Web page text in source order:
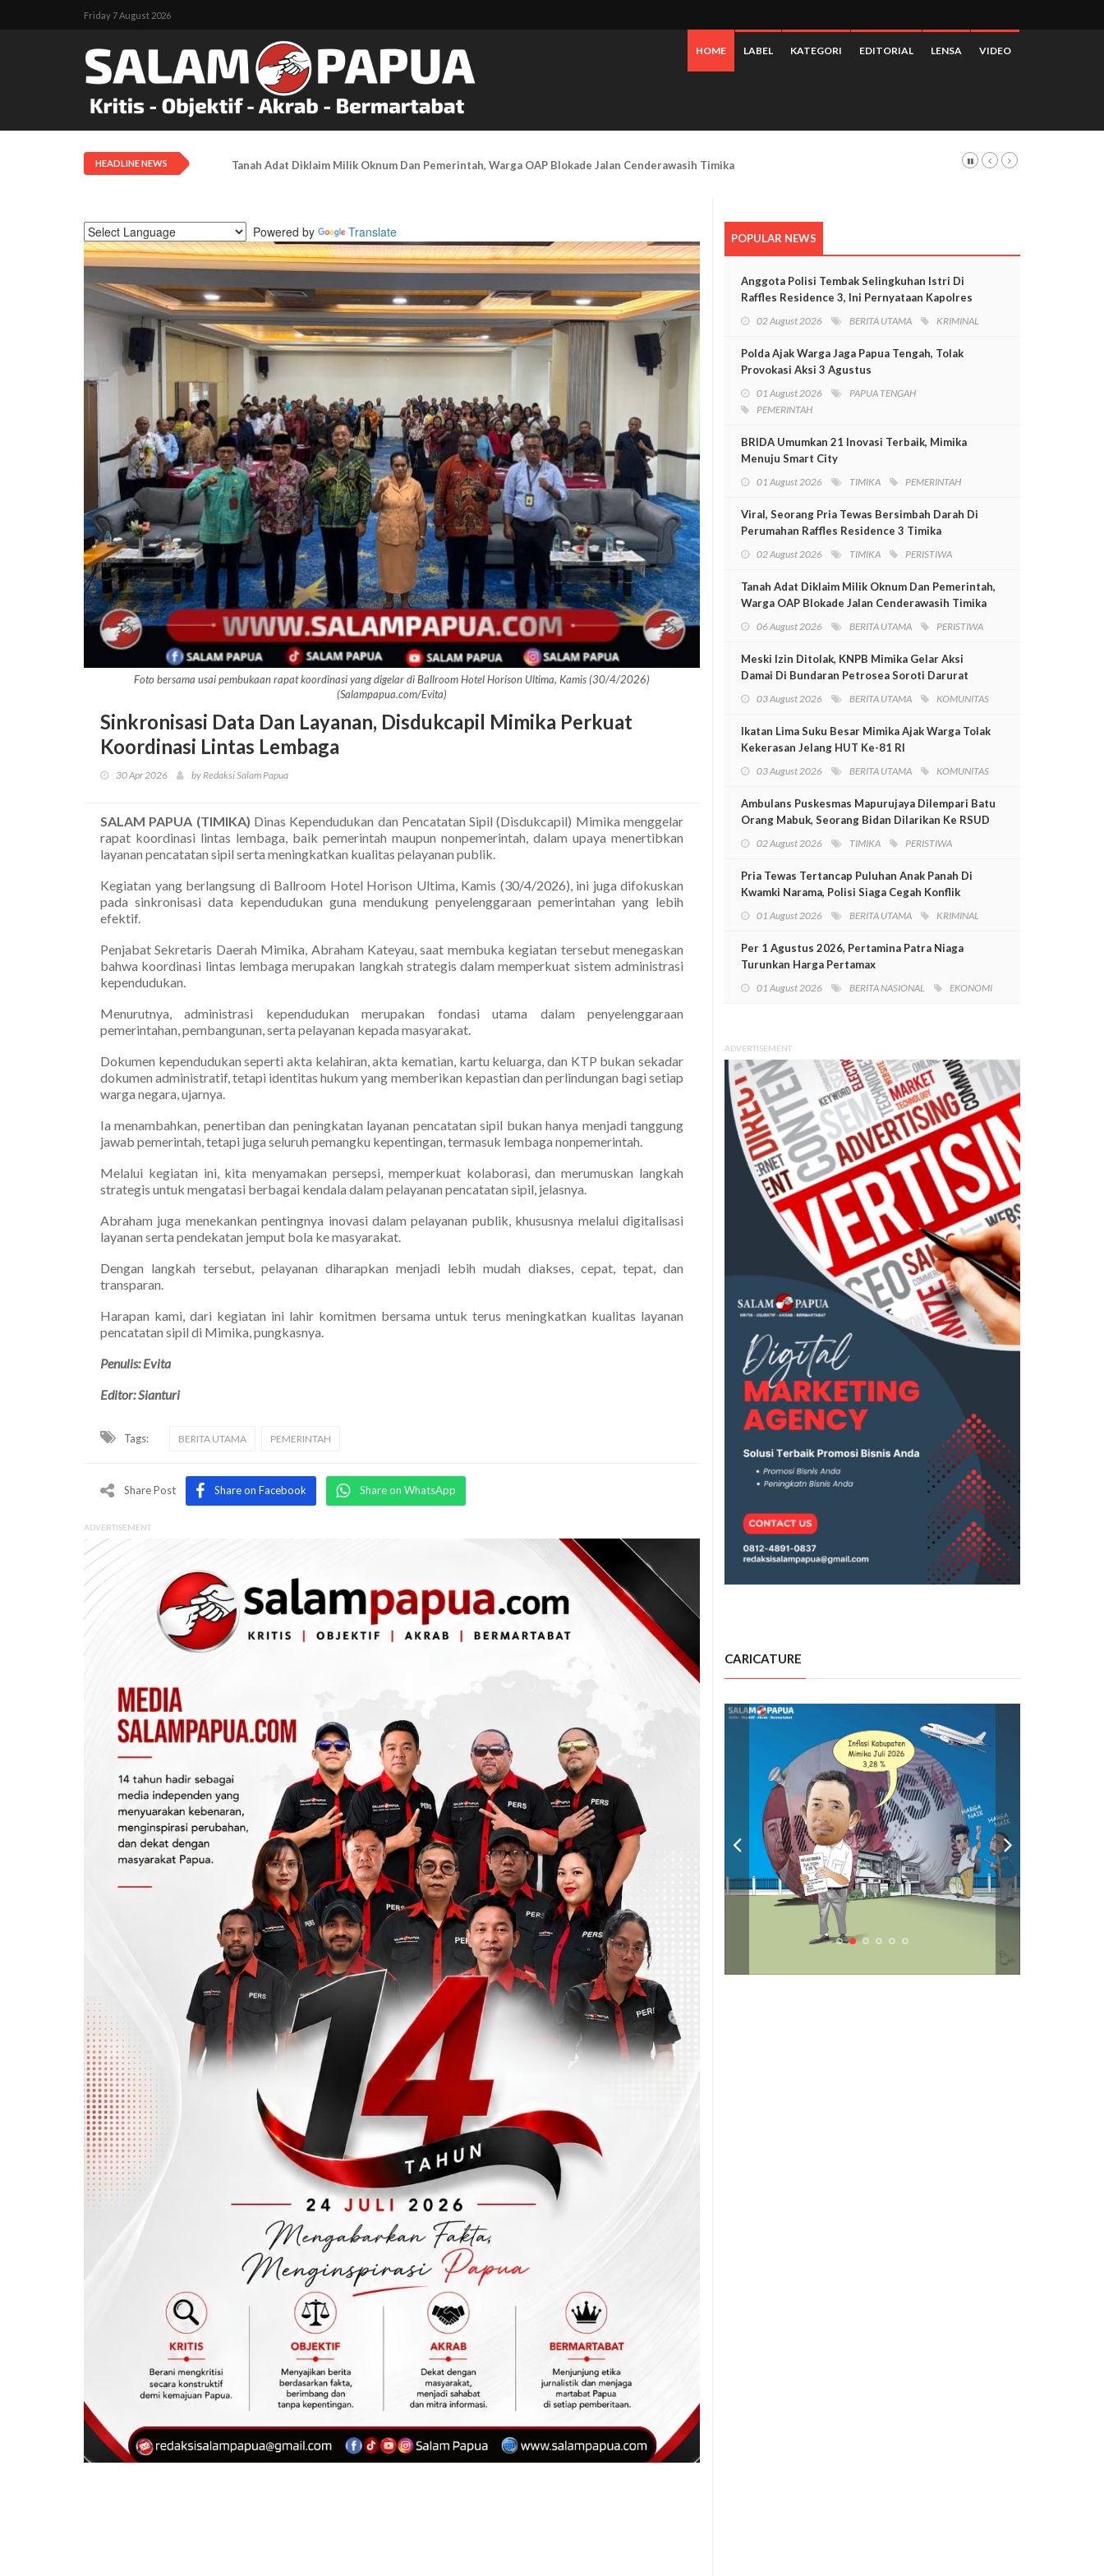
Friday 7 August 2026
HOME LABEL KATEGORI EDITORIAL LENSA VIDEO
HEADLINE NEWS LEMASKO: Pendangkalan Di Pesisir Mimika Bukan Semata Akibat Tailing Freeport
Powered by Translate
Foto bersama usai pembukaan rapat koordinasi yang digelar di Ballroom Hotel Horison Ultima, Kamis (30/4/2026)
(Salampapua.com/Evita)
Sinkronisasi Data Dan Layanan, Disdukcapil Mimika Perkuat
Koordinasi Lintas Lembaga
30 Apr 2026 by Redaksi Salam Papua
SALAM PAPUA (TIMIKA) Dinas Kependudukan dan Pencatatan Sipil (Disdukcapil) Mimika menggelar
rapat koordinasi lintas lembaga, baik pemerintah maupun nonpemerintah, dalam upaya menertibkan
layanan pencatatan sipil serta meningkatkan kualitas pelayanan publik.
Kegiatan yang berlangsung di Ballroom Hotel Horison Ultima, Kamis (30/4/2026), ini juga difokuskan
pada sinkronisasi data kependudukan guna mendukung penyelenggaraan pemerintahan yang lebih
efektif.
Penjabat Sekretaris Daerah Mimika, Abraham Kateyau, saat membuka kegiatan tersebut menegaskan
bahwa koordinasi lintas lembaga merupakan langkah strategis dalam memperkuat sistem administrasi
kependudukan.
Menurutnya, administrasi kependudukan merupakan fondasi utama dalam penyelenggaraan
pemerintahan, pembangunan, serta pelayanan kepada masyarakat.
Dokumen kependudukan seperti akta kelahiran, akta kematian, kartu keluarga, dan KTP bukan sekadar
dokumen administratif, tetapi identitas hukum yang memberikan kepastian dan perlindungan bagi setiap
warga negara, ujarnya.
Ia menambahkan, penertiban dan peningkatan layanan pencatatan sipil bukan hanya menjadi tanggung
jawab pemerintah, tetapi juga seluruh pemangku kepentingan, termasuk lembaga nonpemerintah.
Melalui kegiatan ini, kita menyamakan persepsi, memperkuat kolaborasi, dan merumuskan langkah
strategis untuk mengatasi berbagai kendala dalam pelayanan pencatatan sipil, jelasnya.
Abraham juga menekankan pentingnya inovasi dalam pelayanan publik, khususnya melalui digitalisasi
layanan serta pendekatan jemput bola ke masyarakat.
Dengan langkah tersebut, pelayanan diharapkan menjadi lebih mudah diakses, cepat, tepat, dan
transparan.
Harapan kami, dari kegiatan ini lahir komitmen bersama untuk terus meningkatkan kualitas layanan
pencatatan sipil di Mimika, pungkasnya.
Penulis: Evita
Editor: Sianturi
Tags: BERITA UTAMA PEMERINTAH
Share Post Share on Facebook Share on WhatsApp
ADVERTISEMENT
POPULAR NEWS
Anggota Polisi Tembak Selingkuhan Istri Di
Raffles Residence 3, Ini Pernyataan Kapolres
02 August 2026 BERITA UTAMA KRIMINAL
Polda Ajak Warga Jaga Papua Tengah, Tolak
Provokasi Aksi 3 Agustus
01 August 2026
PAPUA TENGAH
PEMERINTAH
BRIDA Umumkan 21 Inovasi Terbaik, Mimika
Menuju Smart City
01 August 2026 TIMIKA PEMERINTAH
Viral, Seorang Pria Tewas Bersimbah Darah Di
Perumahan Raffles Residence 3 Timika
02 August 2026 TIMIKA PERISTIWA
Tanah Adat Diklaim Milik Oknum Dan Pemerintah,
Warga OAP Blokade Jalan Cenderawasih Timika
06 August 2026 BERITA UTAMA PERISTIWA
Meski Izin Ditolak, KNPB Mimika Gelar Aksi
Damai Di Bundaran Petrosea Soroti Darurat
03 August 2026 BERITA UTAMA KOMUNITAS
Ikatan Lima Suku Besar Mimika Ajak Warga Tolak
Kekerasan Jelang HUT Ke-81 RI
03 August 2026 BERITA UTAMA KOMUNITAS
Ambulans Puskesmas Mapurujaya Dilempari Batu
Orang Mabuk, Seorang Bidan Dilarikan Ke RSUD
02 August 2026 TIMIKA PERISTIWA
Pria Tewas Tertancap Puluhan Anak Panah Di
Kwamki Narama, Polisi Siaga Cegah Konflik
01 August 2026 BERITA UTAMA KRIMINAL
Per 1 Agustus 2026, Pertamina Patra Niaga
Turunkan Harga Pertamax
01 August 2026 BERITA NASIONAL EKONOMI
ADVERTISEMENT
CARICATURE